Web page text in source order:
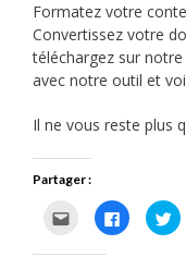
Formatez votre
Convertissez votre
téléchargez sur
avec notre outil et
Il ne vous reste plus
Partager :
Cliquez
pour
envoyer
par
Cliquez
pour
partager